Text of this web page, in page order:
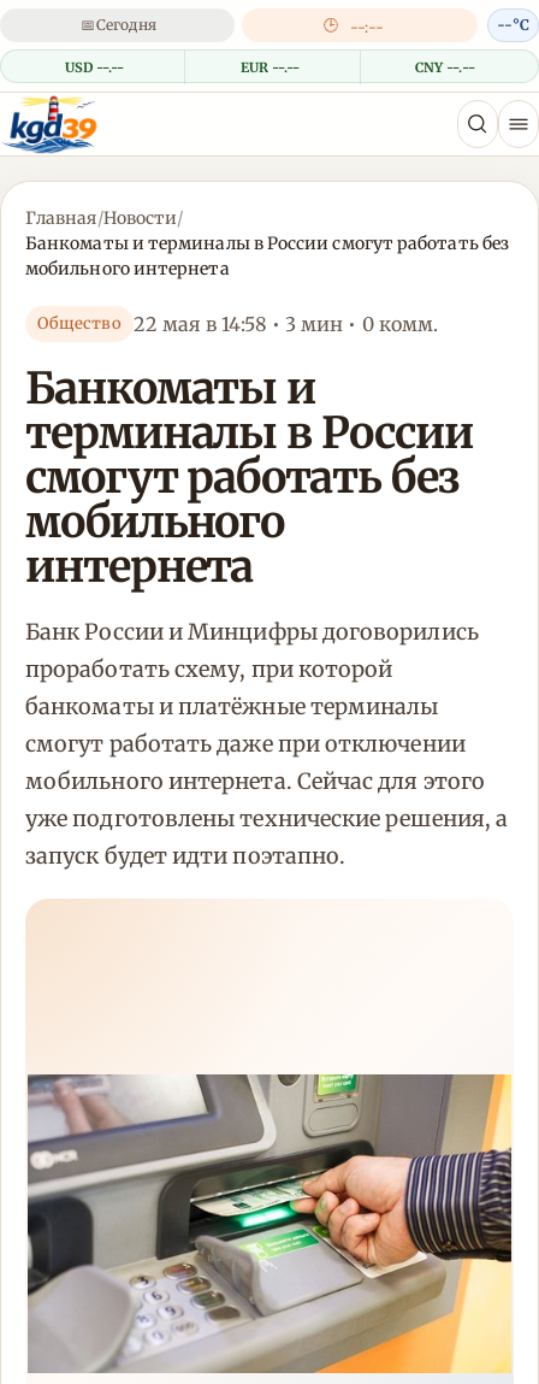
📅Сегодня 🕒 --:--
USD --.-- EUR --.-- CNY --.--
--°C
Главная/Новости/
Банкоматы и терминалы в России смогут работать без
мобильного интернета
Общество 22 мая в 14:58 • 3 мин • 0 комм.
Банкоматы и
терминалы в России
смогут работать без
мобильного
интернета
Банк России и Минцифры договорились
проработать схему, при которой
банкоматы и платёжные терминалы
смогут работать даже при отключении
мобильного интернета. Сейчас для этого
уже подготовлены технические решения, а
запуск будет идти поэтапно.